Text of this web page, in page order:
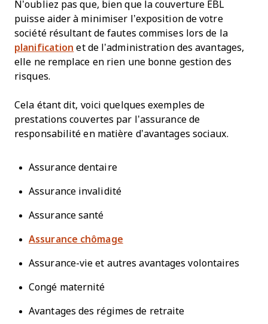
N’oubliez pas que, bien que la couverture EBL
puisse aider à minimiser l’exposition de votre
société résultant de fautes commises lors de la
planification et de l’administration des avantages,
elle ne remplace en rien une bonne gestion des
risques.
Cela étant dit, voici quelques exemples de
prestations couvertes par l’assurance de
responsabilité en matière d’avantages sociaux.
Assurance dentaire
Assurance invalidité
Assurance santé
Assurance chômage
Assurance-vie et autres avantages volontaires
Congé maternité
Avantages des régimes de retraite